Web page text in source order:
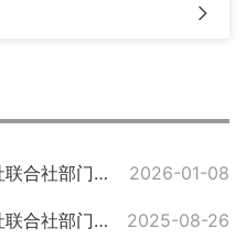
2026年度汨罗市供销合作社联合社部门预算公开 2026-01-08
2024年度汨罗市供销合作社联合社部门决算 2025-08-26